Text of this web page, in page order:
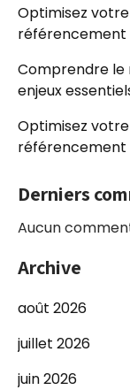
Optimisez
référencement
Comprendre le
enjeux
Optimisez
référencement
Derniers
Aucun
Archive
août 2026
juillet 2026
juin 2026